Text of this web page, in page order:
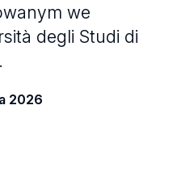
we
degli Studi di
2026